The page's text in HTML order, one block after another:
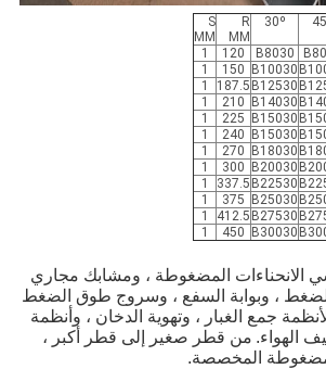
30º
R
MM
S
MM
B8030
120
1
B10030
150
1
B12530
187.5
1
B14030
210
1
B15030
225
1
B15030
240
1
B18030
270
1
B20030
300
1
B22530
337.5
1
B25030
375
1
B27530
412.5
1
B30030
450
1
الانحناءات المضغوطة ، ومشابك مجاري
، وبوابة السفع ، وسروج طوق الضغط
جمع الغبار ، وتهوية الدخان ، وأنظمة
الهواء. من قطر صغير إلى قطر أكبر ،
المخصصة.